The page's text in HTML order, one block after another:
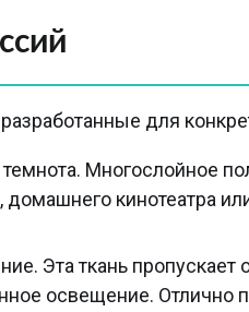
для
Многослойное
кинотеатра
Эта ткань
освещение. Отлично